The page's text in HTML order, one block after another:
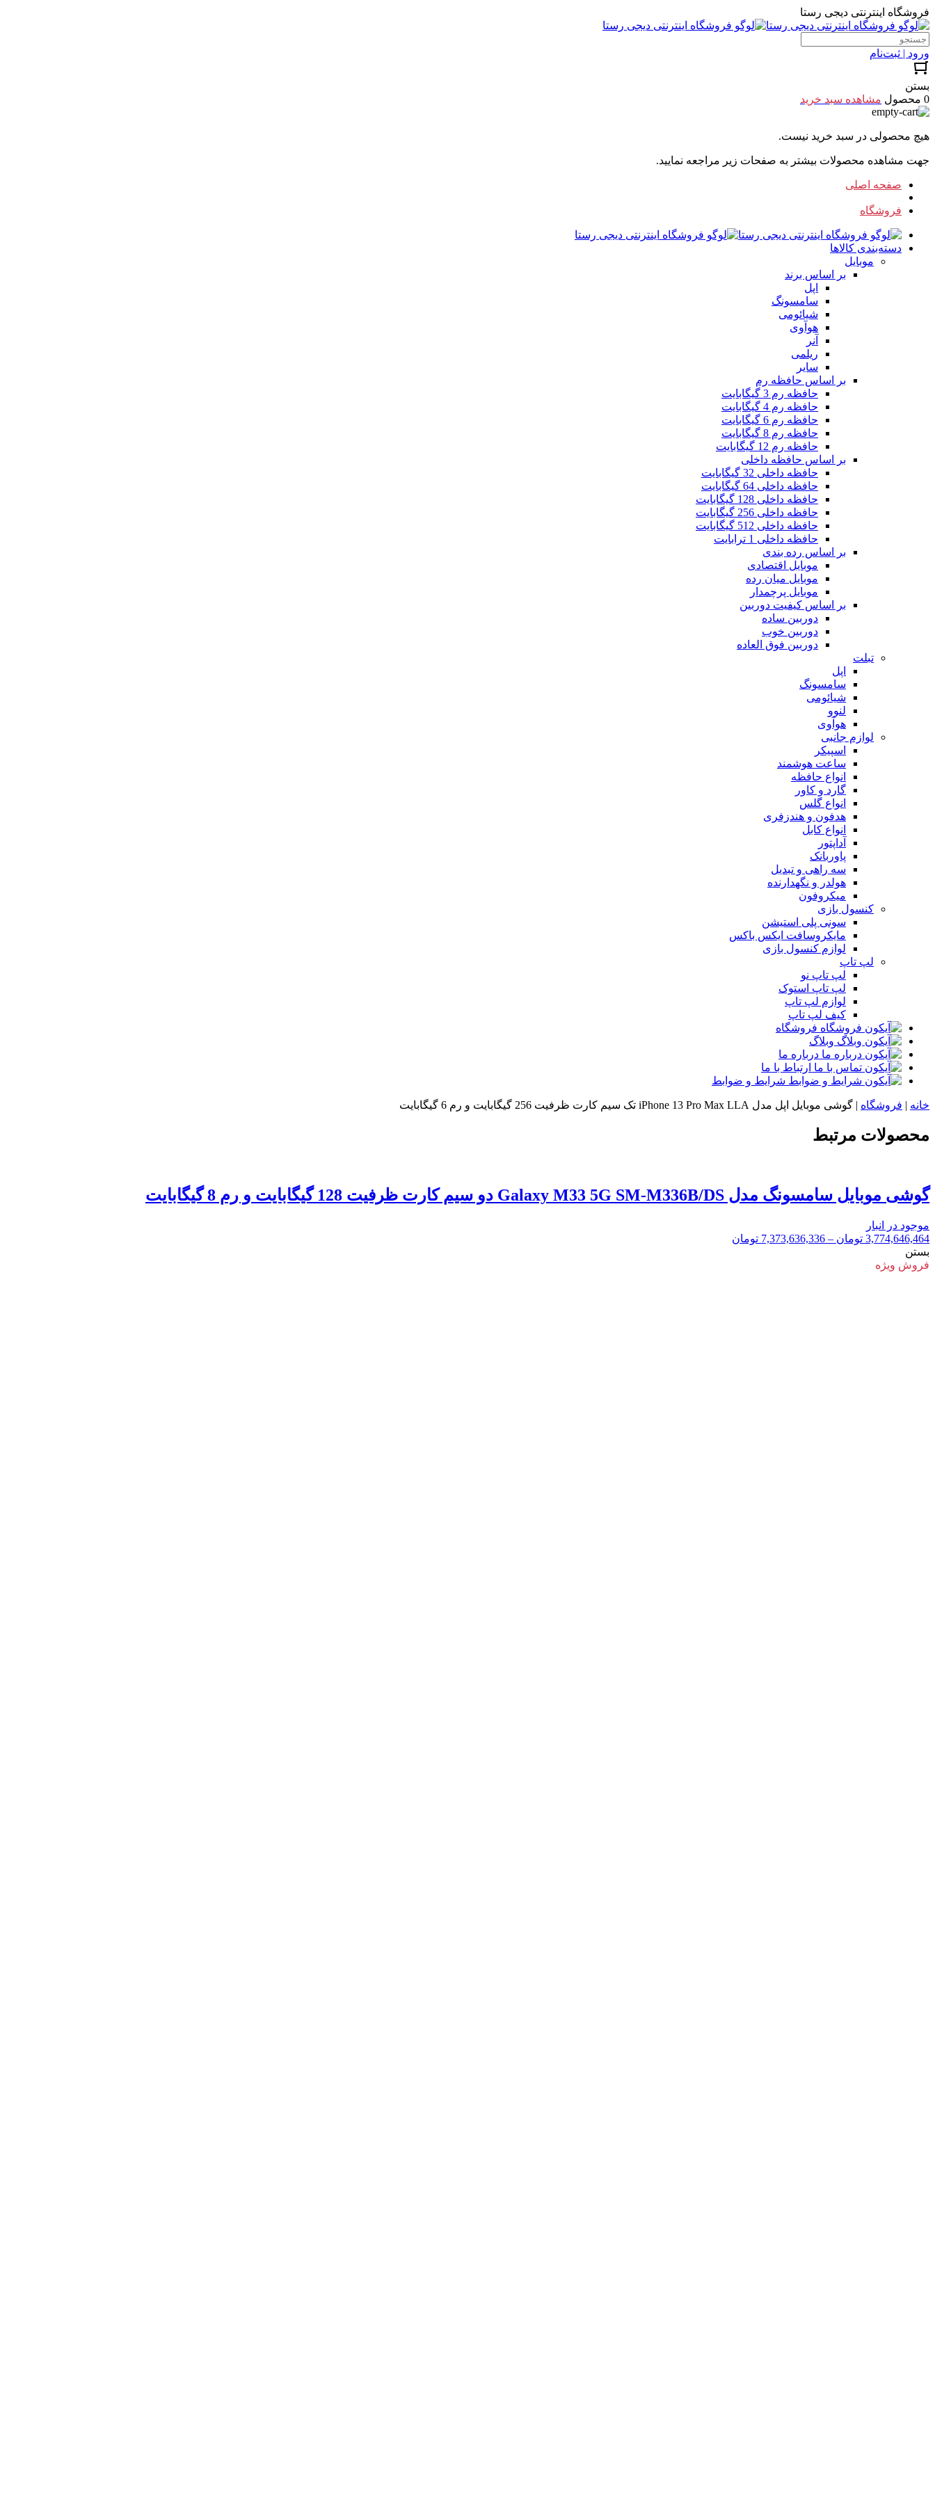
فروشگاه اینترنتی دیجی رستا
ورود | ثبت‌نام
بستن
0 محصول
مشاهده سبد خرید
هیچ محصولی در سبد خرید نیست.
جهت مشاهده محصولات بیشتر به صفحات زیر مراجعه نمایید.
صفحه اصلی
فروشگاه
دسته‌بندی کالاها
موبایل
بر اساس برند
اپل
سامسونگ
شیائومی
هوآوی
آنر
ریلمی
سایر
بر اساس حافظه رم
حافظه رم 3 گیگابایت
حافظه رم 4 گیگابایت
حافظه رم 6 گیگابایت
حافظه رم 8 گیگابایت
حافظه رم 12 گیگابایت
بر اساس حافظه داخلی
حافظه داخلی 32 گیگابایت
حافظه داخلی 64 گیگابایت
حافظه داخلی 128 گیگابایت
حافظه داخلی 256 گیگابایت
حافظه داخلی 512 گیگابایت
حافظه داخلی 1 ترابایت
بر اساس رده بندی
موبایل اقتصادی
موبایل میان رده
موبایل پرچمدار
بر اساس کیفیت دوربین
دوربین ساده
دوربین خوب
دوربین فوق العاده
تبلت
اپل
سامسونگ
شیائومی
لنوو
هوآوی
لوازم جانبی
اسپیکر
ساعت هوشمند
انواع حافظه
گارد و کاور
انواع گلس
هدفون و هندزفری
انواع کابل
آداپتور
پاوربانک
سه راهی و تبدیل
هولدر و نگهدارنده
میکروفون
کنسول بازی
سونی پلی استیشن
مایکروسافت ایکس باکس
لوازم کنسول بازی
لپ تاپ
لپ تاپ نو
لپ تاپ استوک
لوازم لپ تاپ
کیف لپ تاپ
فروشگاه
وبلاگ
درباره ما
ارتباط با ما
شرایط و ضوابط
خانه | فروشگاه | گوشی موبایل اپل مدل iPhone 13 Pro Max LLA تک سیم‌ کارت ظرفیت 256 گیگابایت و رم 6 گیگابایت
محصولات مرتبط
گوشی موبایل سامسونگ مدل Galaxy M33 5G SM-M336B/DS دو سیم‌ کارت ظرفیت 128 گیگابایت و رم 8 گیگابایت
موجود در انبار
3,774,646,464 تومان –
7,373,636,336 تومان
بستن
فروش ویژه